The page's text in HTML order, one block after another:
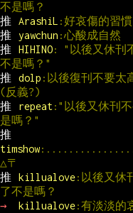
不是嗎？
推
ArashiL :好哀傷的習
推
yawchun :心酸成自然
推
HIHINO: "以後又休刊
不是嗎？"
推
dolp :以後復刊不要太
(反義?)
推
repeat:"以後又休刊不
是嗎？"
推
timshow
△〒
推
killualove:以後又休
了不是嗎？
→
killualove:有淡淡的